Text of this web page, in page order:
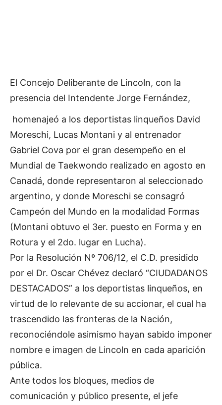
El Concejo Deliberante de Lincoln, con la
presencia del Intendente Jorge Fernández,
homenajeó a los deportistas linqueños David
Moreschi, Lucas Montani y al entrenador
Gabriel Cova por el gran desempeño en el
Mundial de Taekwondo realizado en agosto en
Canadá, donde representaron al seleccionado
argentino, y donde Moreschi se consagró
Campeón del Mundo en la modalidad Formas
(Montani obtuvo el 3er. puesto en Forma y en
Rotura y el 2do. lugar en Lucha).
Por la Resolución Nº 706/12, el C.D. presidido
por el Dr. Oscar Chévez declaró “CIUDADANOS
DESTACADOS” a los deportistas linqueños, en
virtud de lo relevante de su accionar, el cual ha
trascendido las fronteras de la Nación,
reconociéndole asimismo hayan sabido imponer
nombre e imagen de Lincoln en cada aparición
pública.
Ante todos los bloques, medios de
comunicación y público presente, el jefe